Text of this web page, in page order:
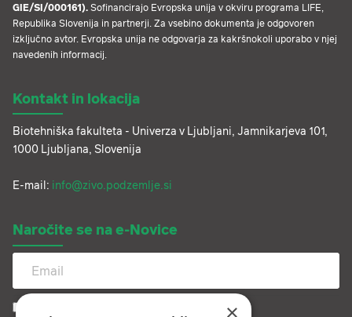
GIE/SI/000161).Sofinancirajo Evropska unija v okviru programa LIFE,
Republika Slovenija in partnerji. Za vsebino dokumenta je odgovoren
izključno avtor. Evropska unija ne odgovarja za kakršnokoli uporabo v njej
navedenih informacij.
Kontakt in lokacija
Biotehniška fakulteta - Univerza v Ljubljani, Jamnikarjeva 101,
1000 Ljubljana, Slovenija
E-mail: info@zivo.podzemlje.si
Naročite se na e-Novice